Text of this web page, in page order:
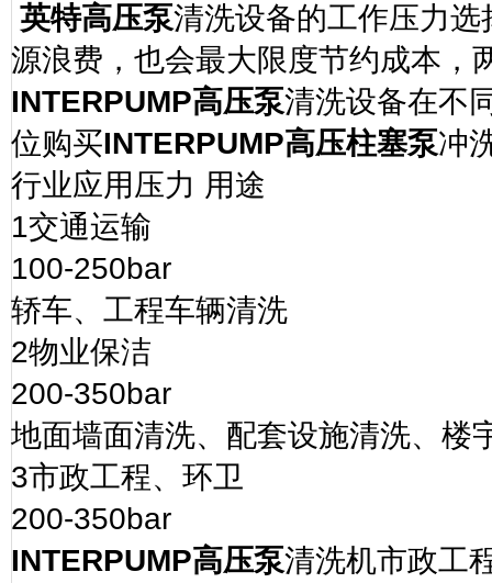
英特高压泵清洗设备的工作压力
源浪费，也会最大限度节约成本，
INTERPUMP高压泵清洗设备在不
位购买INTERPUMP高压柱塞泵冲
行业应用压力 用途
1交通运输
100-250bar
轿车、工程车辆清洗
2物业保洁
200-350bar
地面墙面清洗、配套设施清洗、楼
3市政工程、环卫
200-350bar
INTERPUMP高压泵清洗机市政工